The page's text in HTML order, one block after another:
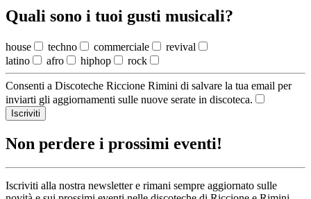
Quali sono i tuoi gusti musicali?
house techno commerciale
revival
latino
afro hiphop rock
Consenti a Discoteche Riccione Rimini di salvare la tua email per
inviarti gli aggiornamenti sulle nuove serate in discoteca.
Iscriviti
Non perdere i prossimi eventi!
Iscriviti alla nostra newsletter e rimani sempre aggiornato sulle